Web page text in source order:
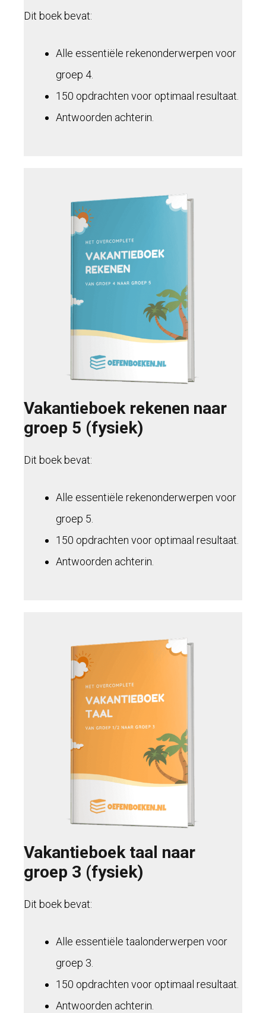
Dit boek bevat:
Alle essentiële rekenonderwerpen voor
groep 4.
150 opdrachten voor optimaal resultaat.
Antwoorden achterin.
Vakantieboek rekenen naar
groep 5 (fysiek)
Dit boek bevat:
Alle essentiële rekenonderwerpen voor
groep 5.
150 opdrachten voor optimaal resultaat.
Antwoorden achterin.
Vakantieboek taal naar
groep 3 (fysiek)
Dit boek bevat:
Alle essentiële taalonderwerpen voor
groep 3.
150 opdrachten voor optimaal resultaat.
Antwoorden achterin.